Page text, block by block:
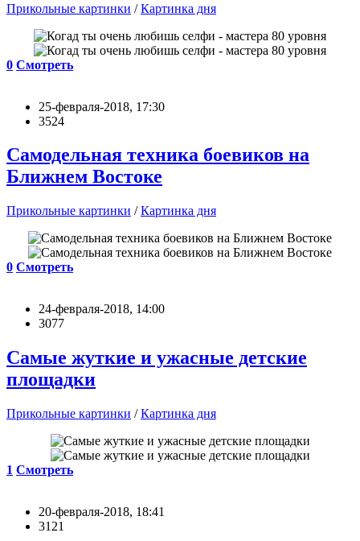
Прикольные картинки /Картинка дня
0 Смотреть
25-февраля-2018, 17:30
3524
Самодельная техника боевиков на
Ближнем Востоке
Прикольные картинки /Картинка дня
0 Смотреть
24-февраля-2018, 14:00
3077
Самые жуткие и ужасные детские
площадки
Прикольные картинки /Картинка дня
1 Смотреть
20-февраля-2018, 18:41
3121